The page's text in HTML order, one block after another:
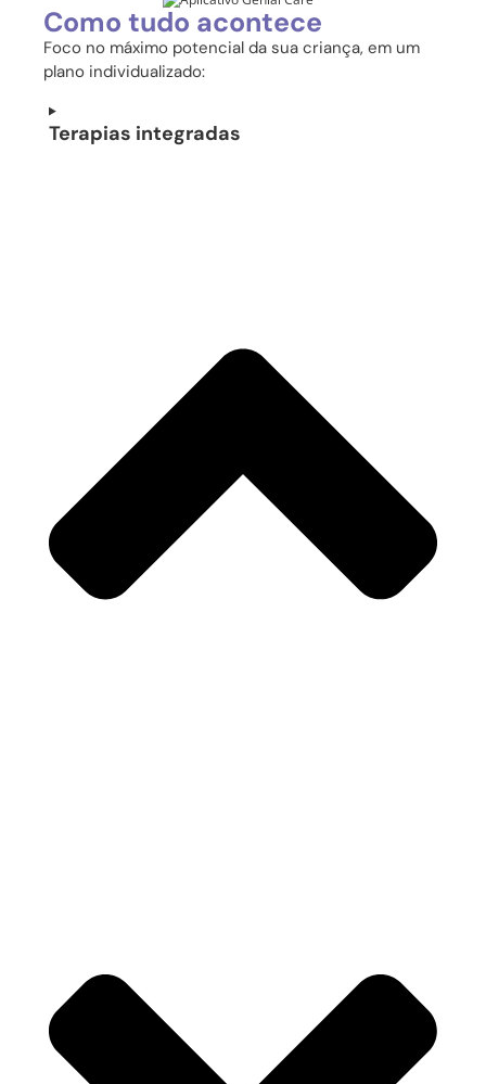
Como tudo acontece
Foco no máximo potencial da sua criança, em um
plano individualizado:
Terapias integradas